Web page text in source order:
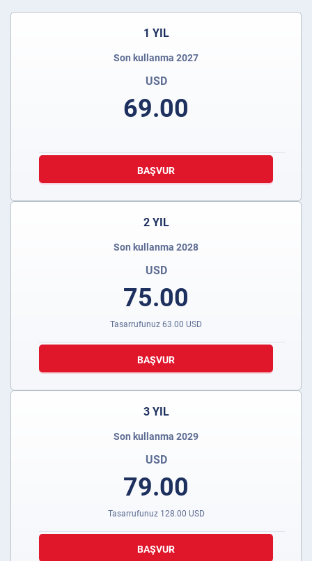
1 YIL
Son kullanma 2027
USD
69.00
BAŞVUR
2 YIL
Son kullanma 2028
USD
75.00
Tasarrufunuz 63.00 USD
BAŞVUR
3 YIL
Son kullanma 2029
USD
79.00
Tasarrufunuz 128.00 USD
BAŞVUR